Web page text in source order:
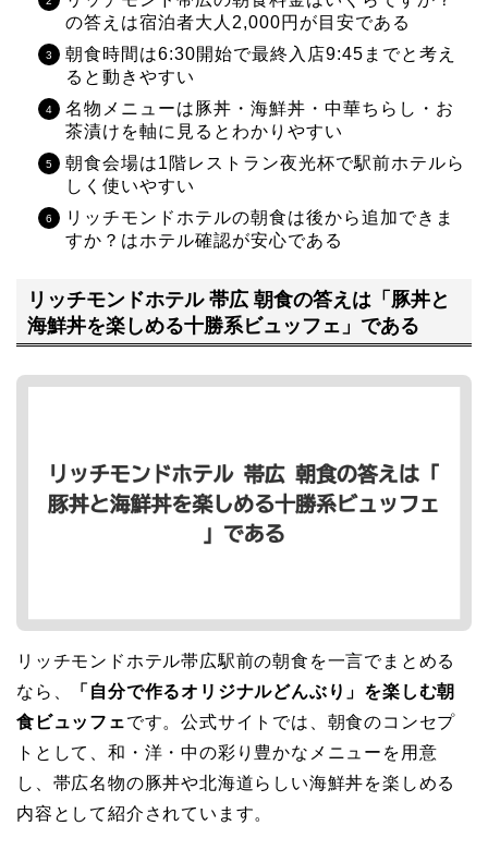
の答えは宿泊者大人2,000円が目安である
朝食時間は6:30開始で最終入店9:45までと考え
ると動きやすい
名物メニューは豚丼・海鮮丼・中華ちらし・お
茶漬けを軸に見るとわかりやすい
朝食会場は1階レストラン夜光杯で駅前ホテルら
しく使いやすい
リッチモンドホテルの朝食は後から追加できま
すか？はホテル確認が安心である
リッチモンドホテル 帯広 朝食の答えは「豚丼と
海鮮丼を楽しめる十勝系ビュッフェ」である
リッチモンドホテル帯広駅前の朝食を一言でまとめる
なら、
「自分で作るオリジナルどんぶり」を楽しむ朝
食ビュッフェです。公式サイトでは、朝食のコンセプ
トとして、和・洋・中の彩り豊かなメニューを用意
し、帯広名物の豚丼や北海道らしい海鮮丼を楽しめる
内容として紹介されています。